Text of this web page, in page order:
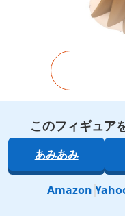
このフィギュア
あみあみ
Amazon